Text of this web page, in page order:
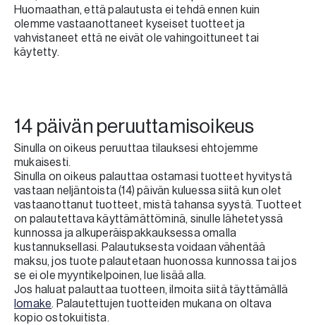
Huomaathan, että palautusta ei tehdä ennen kuin
olemme vastaanottaneet kyseiset tuotteet ja
vahvistaneet että ne eivät ole vahingoittuneet tai
käytetty.
14 päivän peruuttamisoikeus
Sinulla on oikeus peruuttaa tilauksesi ehtojemme
mukaisesti.
Sinulla on oikeus palauttaa ostamasi tuotteet hyvitystä
vastaan neljäntoista (14) päivän kuluessa siitä kun olet
vastaanottanut tuotteet, mistä tahansa syystä. Tuotteet
on palautettava käyttämättöminä, sinulle lähetetyssä
kunnossa ja alkuperäispakkauksessa omalla
kustannuksellasi. Palautuksesta voidaan vähentää
maksu, jos tuote palautetaan huonossa kunnossa tai jos
se ei ole myyntikelpoinen, lue lisää alla.
Jos haluat palauttaa tuotteen, ilmoita siitä täyttämällä
lomake. Palautettujen tuotteiden mukana on oltava
kopio ostokuitista.